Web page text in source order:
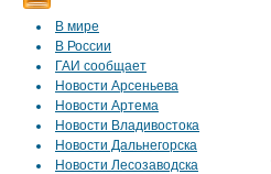
В мире
В России
ГАИ сообщает
Новости Арсеньева
Новости Артема
Новости Владивостока
Новости Дальнегорска
Новости Лесозаводска